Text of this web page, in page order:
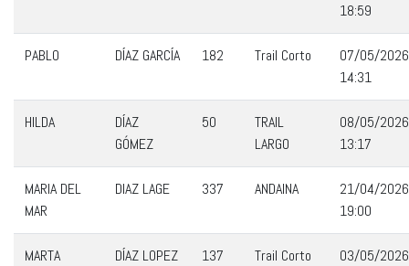
18:59
PABLO DÍAZ GARCÍA 182 Trail Corto
07/05/2026
14:31
HILDA
DÍAZ
GÓMEZ
50
TRAIL
LARGO
08/05/2026
13:17
MARIA DEL
MAR
DIAZ LAGE 337 ANDAINA
21/04/2026
19:00
MARTA DÍAZ LOPEZ 137 Trail Corto
03/05/2026